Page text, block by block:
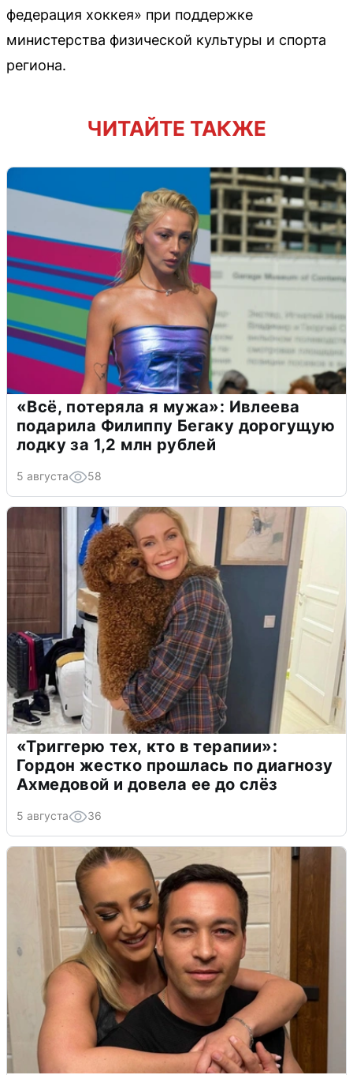
федерация хоккея» при поддержке
министерства физической культуры и спорта
региона.
ЧИТАЙТЕ ТАКЖЕ
«Всё, потеряла я мужа»: Ивлеева
подарила Филиппу Бегаку дорогущую
лодку за 1,2 млн рублей
5 августа 58
«Триггерю тех, кто в терапии»:
Гордон жестко прошлась по диагнозу
Ахмедовой и довела ее до слёз
5 августа 36